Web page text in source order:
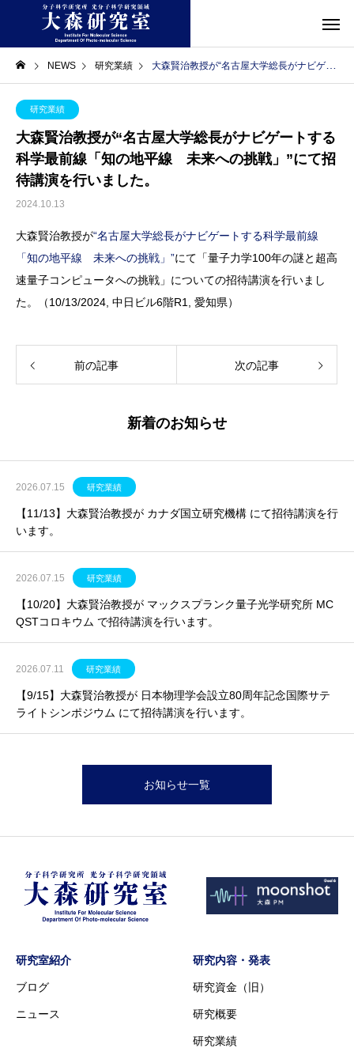
NEWS 研究業績 大森賢治教授が“名古屋大学総長がナビゲートする科学最前線「知の地平線 未来への挑戦」”にて招待講演を行いました。
研究業績
大森賢治教授が“名古屋大学総長がナビゲートする
科学最前線「知の地平線 未来への挑戦」”にて招
待講演を行いました。
2024.10.13
大森賢治教授が“名古屋大学総長がナビゲートする科学最前線
「知の地平線 未来への挑戦」”にて「量子力学100年の謎と超高
速量子コンピュータへの挑戦」についての招待講演を行いまし
た。（10/13/2024, 中日ビル6階R1, 愛知県）
前の記事 次の記事
新着のお知らせ
2026.07.15 研究業績
【11/13】大森賢治教授が カナダ国立研究機構 にて招待講演を行
います。
2026.07.15 研究業績
【10/20】大森賢治教授が マックスプランク量子光学研究所 MC
QSTコロキウム で招待講演を行います。
2026.07.11 研究業績
【9/15】大森賢治教授が 日本物理学会設立80周年記念国際サテ
ライトシンポジウム にて招待講演を行います。
お知らせ一覧
研究室紹介
ブログ
ニュース
研究内容・発表
研究資金（旧）
研究概要
研究業績